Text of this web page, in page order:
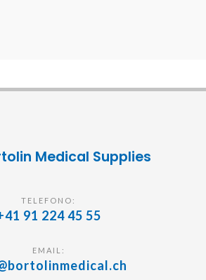
Medical Supplies
TELEFONO:
91 224 45 55
EMAIL: